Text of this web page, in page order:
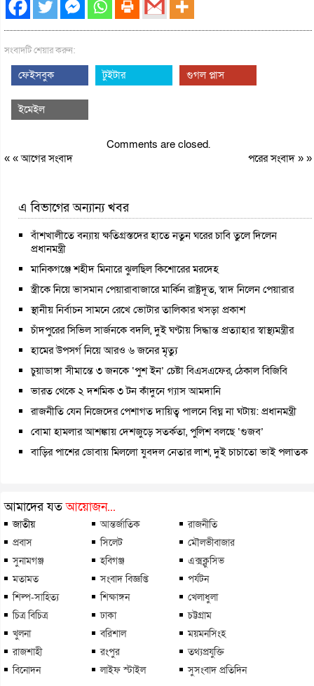
সংবাদটি শেয়ার করুন:
ফেইসবুক টুইটার গুগল প্লাস
ইমেইল
Comments are closed.
« «আগের সংবাদ পরের সংবাদ» »
এ বিভাগের অন্যান্য খবর
বাঁশখালীতে বন্যায় ক্ষতিগ্রস্তদের হাতে নতুন ঘরের চাবি তুলে দিলেন
প্রধানমন্ত্রী
মানিকগঞ্জে শহীদ মিনারে ঝুলছিল কিশোরের মরদেহ
স্ত্রীকে নিয়ে ভাসমান পেয়ারাবাজারে মার্কিন রাষ্ট্রদূত, স্বাদ নিলেন পেয়ারার
স্থানীয় নির্বাচন সামনে রেখে ভোটার তালিকার খসড়া প্রকাশ
চাঁদপুরের সিভিল সার্জনকে বদলি, দুই ঘণ্টায় সিদ্ধান্ত প্রত্যাহার স্বাস্থ্যমন্ত্রীর
হামের উপসর্গ নিয়ে আরও ৬ জনের মৃত্যু
চুয়াডাঙ্গা সীমান্তে ৩ জনকে ‘পুশ ইন’ চেষ্টা বিএসএফের, ঠেকাল বিজিবি
ভারত থেকে ২ দশমিক ৩ টন কাঁদুনে গ্যাস আমদানি
রাজনীতি যেন নিজেদের পেশাগত দায়িত্ব পালনে বিঘ্ন না ঘটায়: প্রধানমন্ত্রী
বোমা হামলার আশঙ্কায় দেশজুড়ে সতর্কতা, পুলিশ বলছে ‘গুজব’
বাড়ির পাশের ডোবায় মিললো যুবদল নেতার লাশ, দুই চাচাতো ভাই পলাতক
আমাদের যতআয়োজন...
জাতীয় আন্তর্জাতিক
রাজনীতি
প্রবাস
সিলেট
মৌলভীবাজার
সুনামগঞ্জ
হবিগঞ্জ
এক্সক্লুসিভ
মতামত
সংবাদ বিজ্ঞপ্তি
পর্যটন
শিল্প-সাহিত্য
শিক্ষাঙ্গন
খেলাধুলা
চিত্র বিচিত্র
ঢাকা
চট্টগ্রাম
খুলনা
বরিশাল
ময়মনসিংহ
রাজশাহী
রংপুর
তথ্যপ্রযুক্তি
বিনোদন
লাইফ স্টাইল সুসংবাদ প্রতিদিন